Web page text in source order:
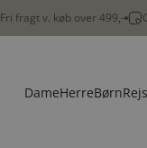
Fri fragt v. køb over 499,-
DameHerreBørn